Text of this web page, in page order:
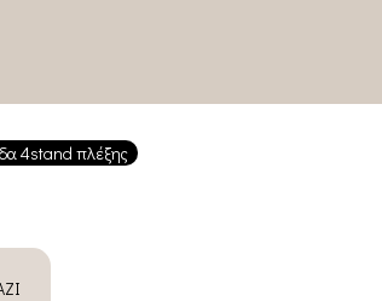
4stand πλέξης